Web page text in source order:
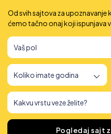
Od svih sajtova za
ćemo tačno onaj koji ispunjava
Pronašli smo Pogledaj sajt